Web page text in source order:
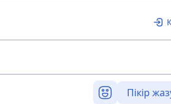
Пікір